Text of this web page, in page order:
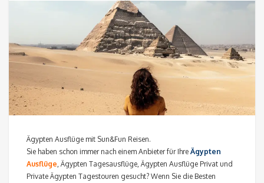
Ägypten Ausflüge mit Sun&Fun Reisen.
Sie haben schon immer nach einem Anbieter für Ihre Ägypten
Ausflüge , Ägypten Tagesausflüge, Ägypten Ausflüge Privat und
Private Ägypten Tagestouren gesucht? Wenn Sie die Besten